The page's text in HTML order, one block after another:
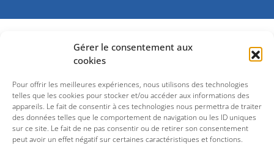
Gérer le consentement aux
cookies
Pour offrir les meilleures expériences, nous utilisons des technologies
telles que les cookies pour stocker et/ou accéder aux informations des
appareils. Le fait de consentir à ces technologies nous permettra de traiter
des données telles que le comportement de navigation ou les ID uniques
sur ce site. Le fait de ne pas consentir ou de retirer son consentement
peut avoir un effet négatif sur certaines caractéristiques et fonctions.